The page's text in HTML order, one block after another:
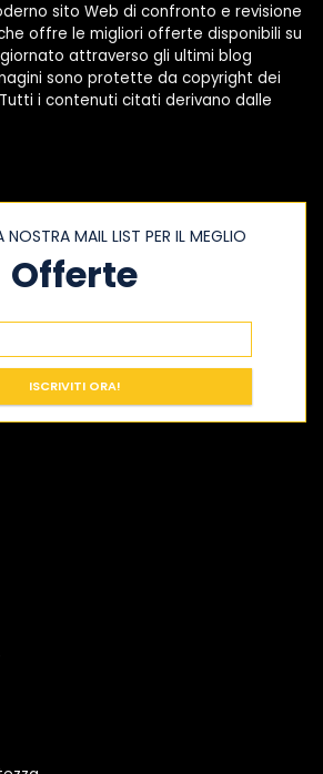
sito Web di confronto e revisione
offre le migliori offerte disponibili su
attraverso gli ultimi blog
sono protette da copyright dei
i contenuti citati derivano dalle
NOSTRA MAIL LIST PER IL MEGLIO
Offerte